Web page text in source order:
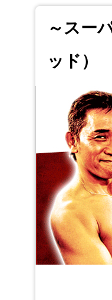
～スー
ッド）